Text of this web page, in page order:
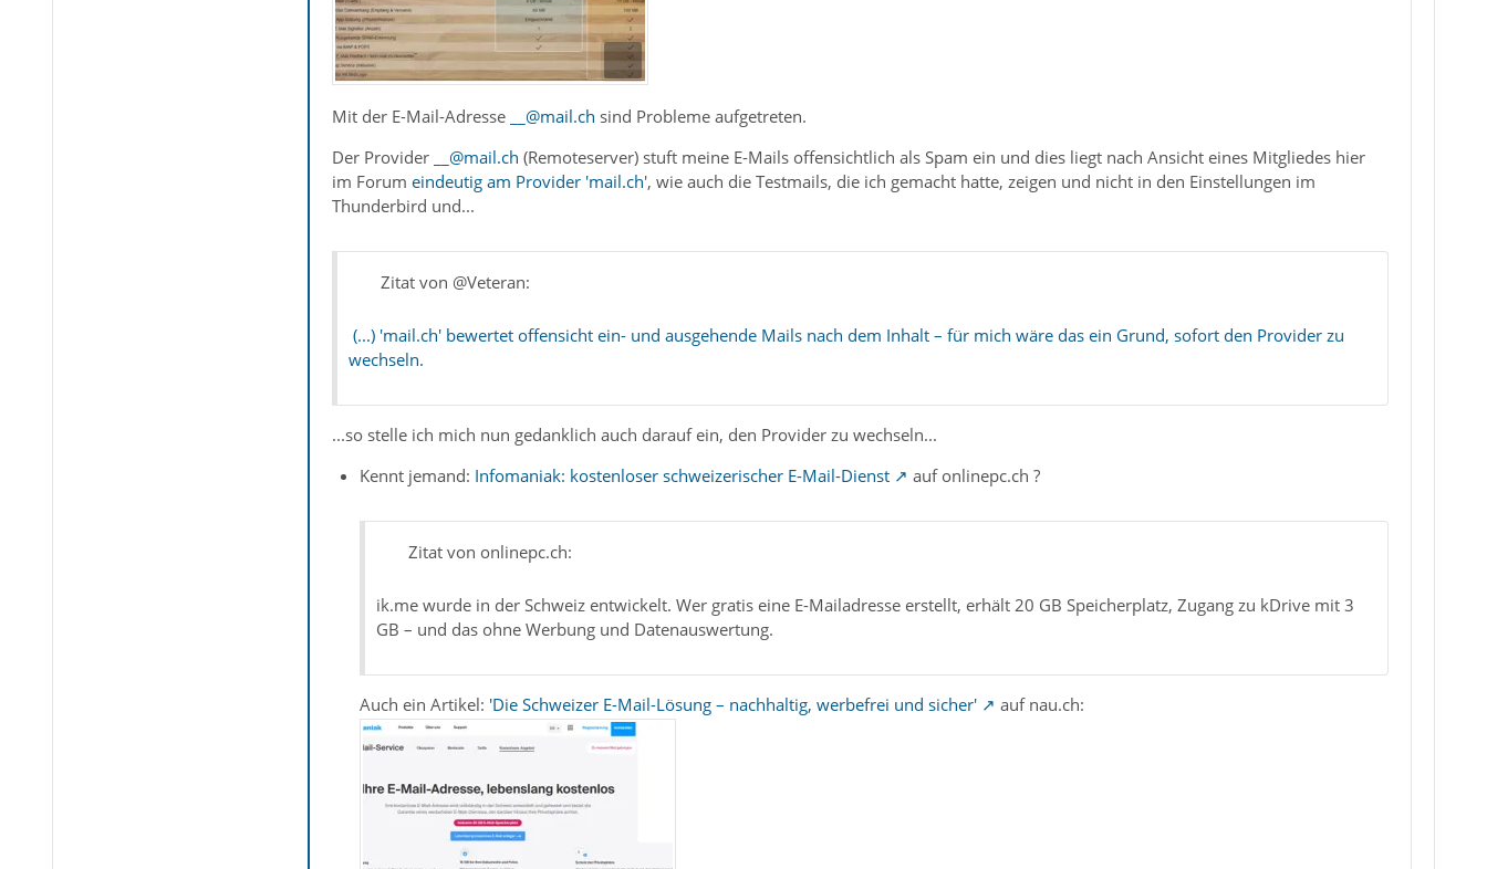
Mit der E-Mail-Adresse __@mail.ch sind Probleme aufgetreten.
Der Provider
__@mail.ch (Remoteserver) stuft meine E-Mails offensichtlich als Spam ein und dies liegt nach Ansicht eines Mitgliedes hier
im Forum eindeutig am Provider 'mail.ch', wie auch die Testmails, die ich gemacht hatte, zeigen und nicht in den Einstellungen im
Thunderbird und...
Zitat von @Veteran:
(...) 'mail.ch' bewertet offensicht ein- und ausgehende Mails nach dem Inhalt – für mich wäre das ein Grund, sofort den Provider zu
wechseln.
...so stelle ich mich nun gedanklich auch darauf ein, den Provider zu wechseln...
Kennt jemand: Infomaniak: kostenloser schweizerischer E-Mail-Dienst auf onlinepc.ch ?
Zitat von onlinepc.ch:
ik.me wurde in der Schweiz entwickelt. Wer gratis eine E-Mailadresse erstellt, erhält 20 GB Speicherplatz, Zugang zu kDrive mit 3
GB – und das ohne Werbung und Datenauswertung.
Auch ein Artikel: 'Die Schweizer E-Mail-Lösung – nachhaltig, werbefrei und sicher' auf nau.ch: